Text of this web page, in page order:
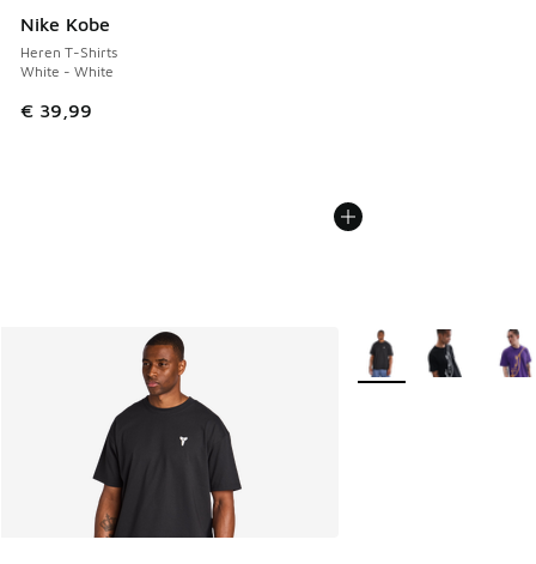
Nike Kobe
Heren T-Shirts
White - White
€ 39,99
Meer kleuren